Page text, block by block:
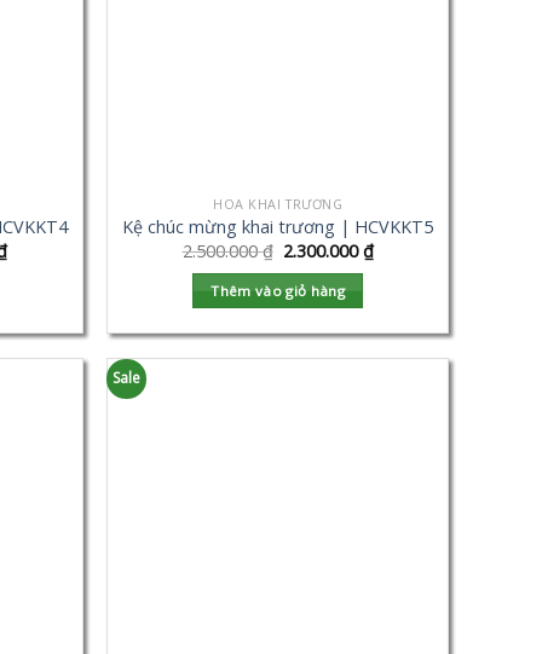
HOA KHAI TRƯƠNG
Kệ chúc mừng khai trương | HCVKKT5
2.500.000₫ 2.300.000₫
Thêm vào giỏ hàng
Sale